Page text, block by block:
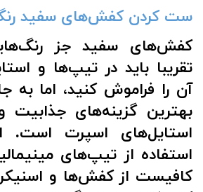
ست کردن کفش‌های سفید
کفش‌های سفید جز
تقریبا باید در تیپ‌ها و
آن را فراموش کنید، اما به
بهترین گزینه‌های
استایل‌های اسپرت است.
استفاده از تیپ‌های
کافیست از کفش‌ها و